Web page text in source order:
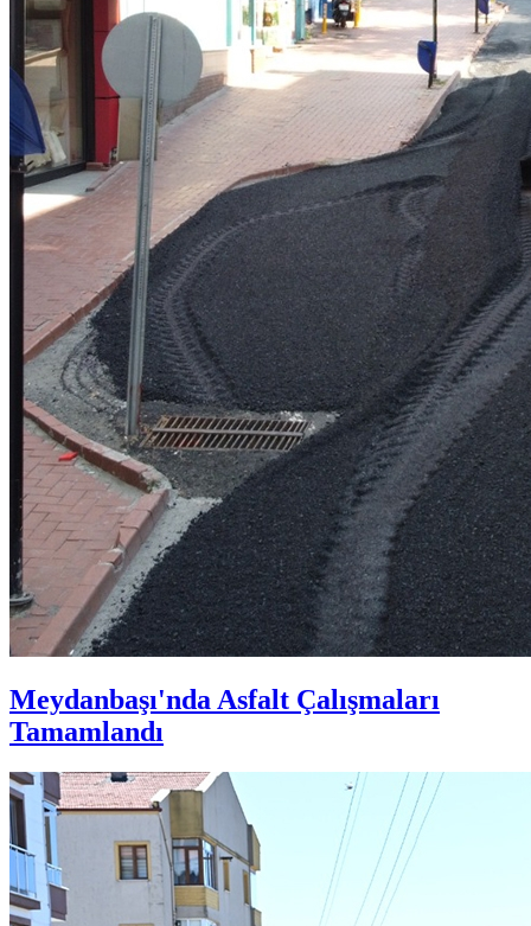
Meydanbaşı'nda Asfalt Çalışmaları
Tamamlandı